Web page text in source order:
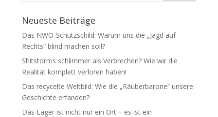
Neueste Beiträge
Das NWO-Schutzschild: Warum uns die „Jagd auf
Rechts“ blind machen soll?
Shitstorms schlimmer als Verbrechen? Wie wir die
Realität komplett verloren haben!
Das recycelte Weltbild: Wie die „Räuberbarone“ unsere
Geschichte erfanden?
Das Lager ist nicht nur ein Ort – es ist ein